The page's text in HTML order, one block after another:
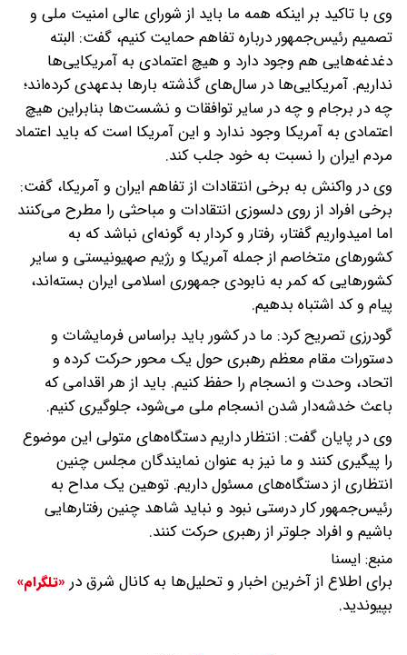
وی با تاکید بر اینکه همه ما باید از شورای عالی امنیت ملی و
تصمیم رئیس‌جمهور درباره تفاهم حمایت کنیم، گفت: البته
دغدغه‌هایی هم وجود دارد و هیچ اعتمادی به آمریکایی‌ها
نداریم. آمریکایی‌ها در سال‌های گذشته بارها بدعهدی کرده‌اند؛
چه در برجام و چه در سایر توافقات و نشست‌ها بنابراین هیچ
اعتمادی به آمریکا وجود ندارد و این آمریکا است که باید اعتماد
مردم ایران را نسبت به خود جلب کند.
وی در واکنش به برخی انتقادات از تفاهم ایران و آمریکا،‌ گفت:
برخی افراد از روی دلسوزی انتقادات و مباحثی را مطرح می‌کنند
اما امیدواریم گفتار، رفتار و کردار به گونه‌ای نباشد که به
کشورهای متخاصم از جمله آمریکا و رژیم صهیونیستی و سایر
کشورهایی که کمر به نابودی جمهوری اسلامی ایران بسته‌اند،
پیام و کد اشتباه بدهیم.
گودرزی تصریح کرد: ما در کشور باید براساس فرمایشات و
دستورات مقام معظم رهبری حول یک محور حرکت کرده و
اتحاد، وحدت و انسجام را حفظ کنیم. باید از هر اقدامی که
باعث خدشه‌دار شدن انسجام ملی می‌شود، جلوگیری کنیم.
وی در پایان گفت: انتظار داریم دستگاه‌های متولی این موضوع
را پیگیری کنند و ما نیز به عنوان نمایندگان مجلس چنین
انتظاری از دستگاه‌های مسئول داریم. توهین یک مداح به
رئیس‌جمهور کار درستی نبود و نباید شاهد چنین رفتارهایی
باشیم و افراد جلوتر از رهبری حرکت کنند.
منبع: ايسنا
برای اطلاع از آخرین اخبار و تحلیل‌ها به کانال شرق در «تلگرام»
بپیوندید.